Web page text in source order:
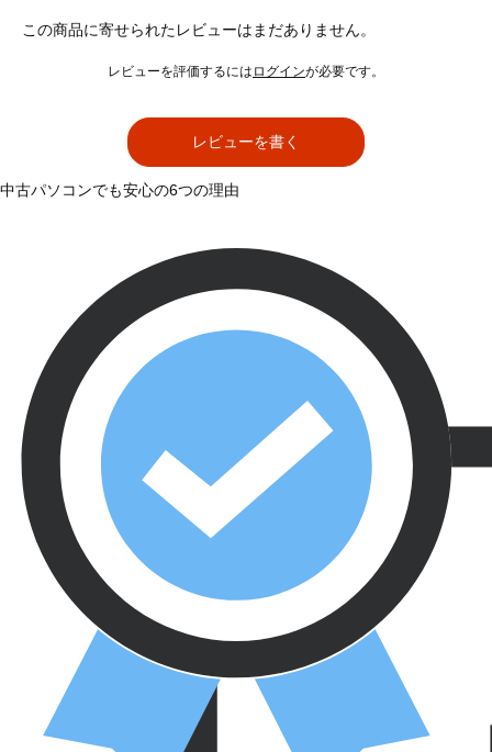
この商品に寄せられたレビューはまだありません。
レビューを評価するには ログインが必要です。
レビューを書く
中古パソコンでも安心の6つの理由